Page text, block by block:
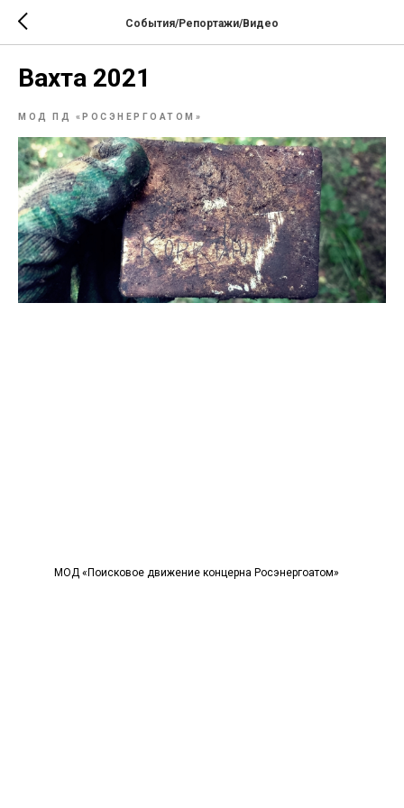
События/Репортажи/Видео
Вахта 2021
МОД ПД «РОСЭНЕРГОАТОМ»
МОД «Поисковое движение концерна Росэнергоатом»